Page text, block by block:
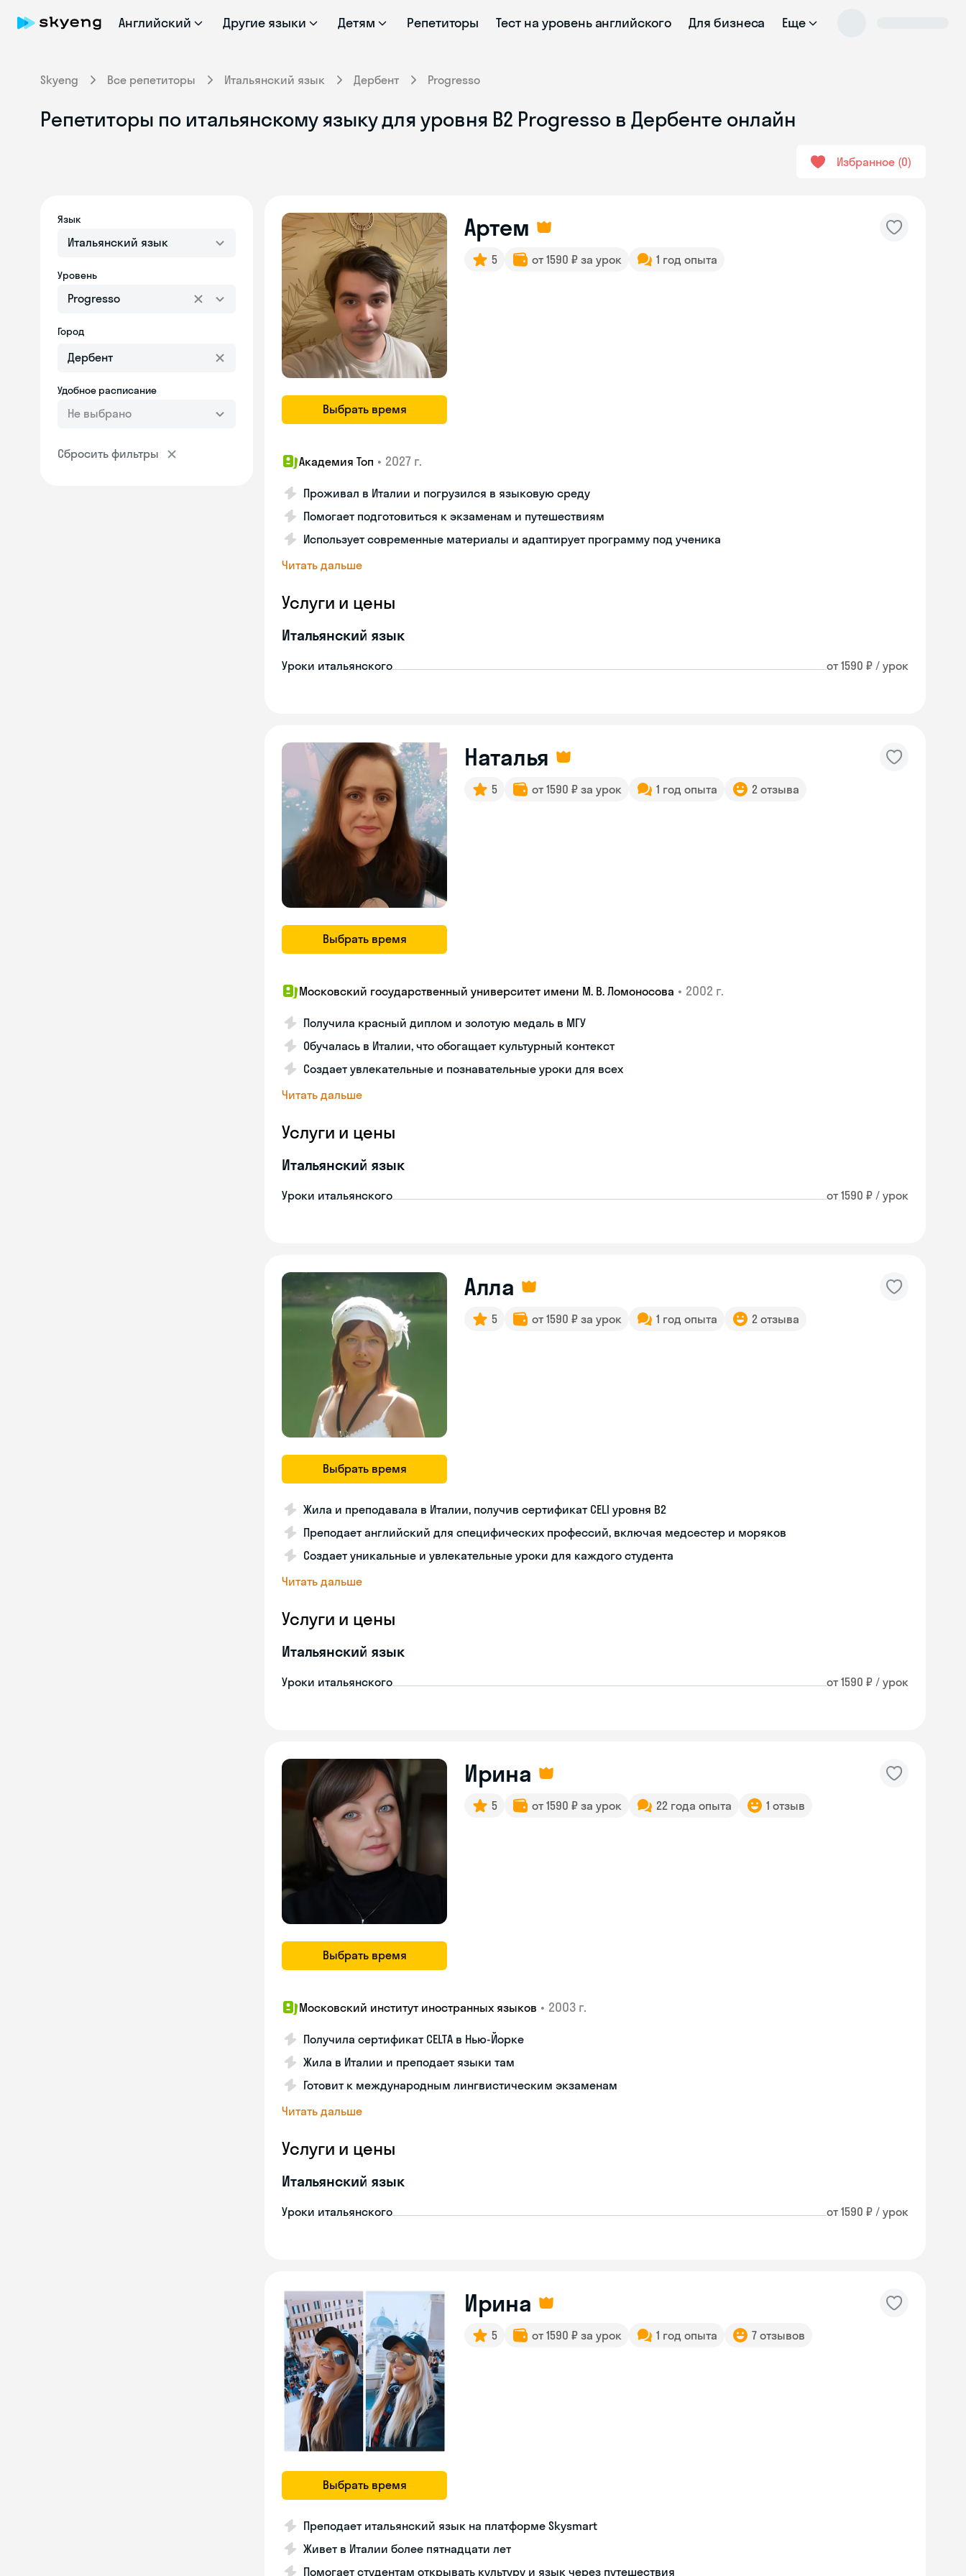
Английский Другие языки Детям Репетиторы Тест на уровень английского Для бизнеса Еще
Skyeng Все репетиторы Итальянский язык Дербент Progresso
Репетиторы по итальянскому языку для уровня B2 Progresso в Дербенте онлайн
Избранное 0
Язык
Итальянский язык
Уровень
Progresso
Город
Удобное расписание
Не выбрано
Сбросить фильтры
Выбрать время
Артем
5 от 1590 ₽ за урок 1 год опыта
Академия Топ • 2027 г.
Проживал в Италии и погрузился в языковую среду
Помогает подготовиться к экзаменам и путешествиям
Использует современные материалы и адаптирует программу под ученика
Читать дальше
Услуги и цены
Итальянский язык
Уроки итальянского от 1590 ₽ / урок
Выбрать время
Наталья
5 от 1590 ₽ за урок 1 год опыта 2 отзыва
Московский государственный университет имени М. В. Ломоносова • 2002 г.
Получила красный диплом и золотую медаль в МГУ
Обучалась в Италии, что обогащает культурный контекст
Создает увлекательные и познавательные уроки для всех
Читать дальше
Услуги и цены
Итальянский язык
Уроки итальянского от 1590 ₽ / урок
Выбрать время
Алла
5 от 1590 ₽ за урок 1 год опыта 2 отзыва
Жила и преподавала в Италии, получив сертификат CELI уровня В2
Преподает английский для специфических профессий, включая медсестер и моряков
Создает уникальные и увлекательные уроки для каждого студента
Читать дальше
Услуги и цены
Итальянский язык
Уроки итальянского от 1590 ₽ / урок
Выбрать время
Ирина
5 от 1590 ₽ за урок 22 года опыта 1 отзыв
Московский институт иностранных языков • 2003 г.
Получила сертификат CELTA в Нью-Йорке
Жила в Италии и преподает языки там
Готовит к международным лингвистическим экзаменам
Читать дальше
Услуги и цены
Итальянский язык
Уроки итальянского от 1590 ₽ / урок
Выбрать время
Ирина
5 от 1590 ₽ за урок 1 год опыта 7 отзывов
Преподает итальянский язык на платформе Skysmart
Живет в Италии более пятнадцати лет
Помогает студентам открывать культуру и язык через путешествия